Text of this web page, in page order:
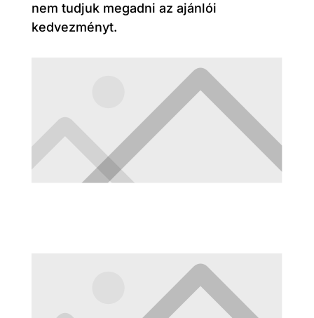
nem tudjuk megadni az ajánlói
kedvezményt.